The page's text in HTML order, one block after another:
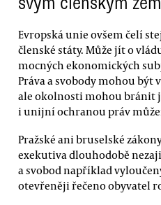
Evropská unie ovšem čelí
členské státy. Může jít o
mocných ekonomických
Práva a svobody mohou být
ale okolnosti mohou bránit
i unijní ochranou práv
Pražské ani bruselské
exekutiva dlouhodobě
a svobod například
otevřeněji řečeno obyvatel